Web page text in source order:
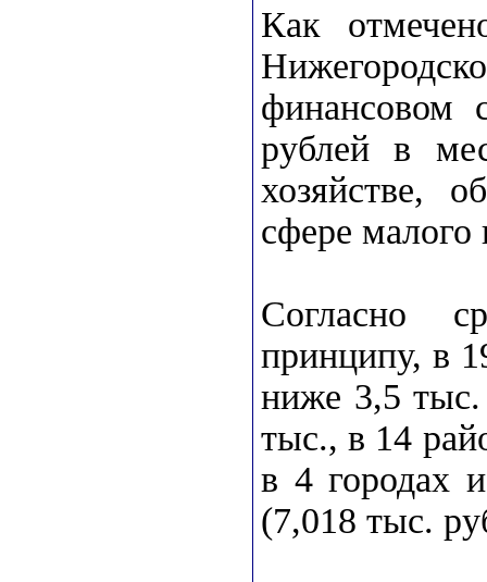
Как
финансовом
рублей в
хозяйстве,
сфере малого
Согласно
принципу, в
ниже 3,5
тыс., в 14
в 4 городах
(7,018 тыс.